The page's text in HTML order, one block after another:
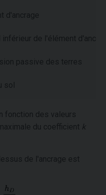
d'ancrage
de l'élément
passive des terres
sol
fonction des valeurs
du coefficient k
de l'ancrage est